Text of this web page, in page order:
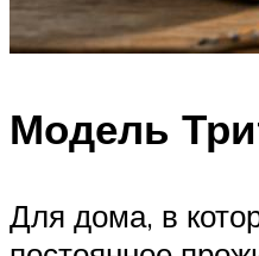
Модель
Для дома, в